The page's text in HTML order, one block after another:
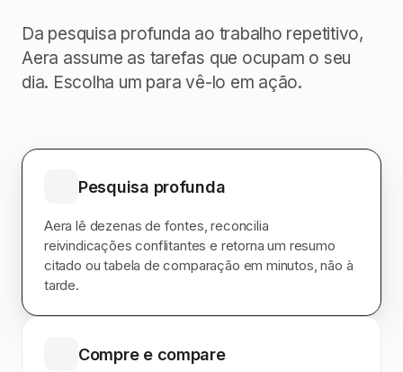
Da pesquisa profunda ao trabalho repetitivo,
Aera assume as tarefas que ocupam o seu
dia. Escolha um para vê-lo em ação.
Pesquisa profunda
Aera lê dezenas de fontes, reconcilia
reivindicações conflitantes e retorna um resumo
citado ou tabela de comparação em minutos, não à
tarde.
Compre e compare